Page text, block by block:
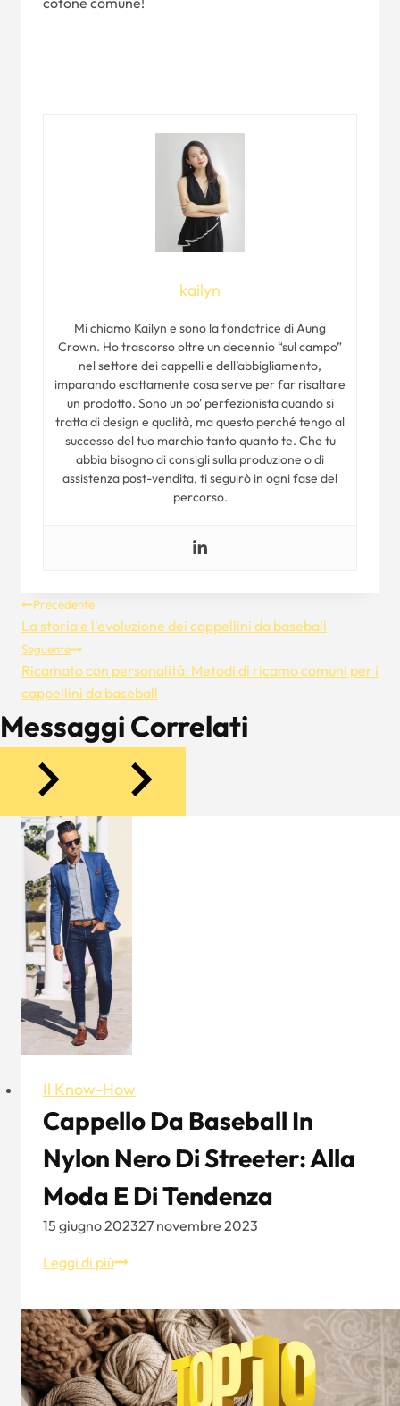
kailyn
Mi chiamo Kailyn e sono la fondatrice di Aung
Crown. Ho trascorso oltre un decennio “sul campo”
nel settore dei cappelli e dell’abbigliamento,
imparando esattamente cosa serve per far risaltare
un prodotto. Sono un po' perfezionista quando si
tratta di design e qualità, ma questo perché tengo al
successo del tuo marchio tanto quanto te. Che tu
abbia bisogno di consigli sulla produzione o di
assistenza post-vendita, ti seguirò in ogni fase del
percorso.
Navigazione
Articoli
Precedente
La storia e l'evoluzione dei cappellini da baseball
Seguente
Ricamato con personalità: Metodi di ricamo comuni per i
cappellini da baseball
Messaggi Correlati
Il Know-How
Cappello Da Baseball In
Nylon Nero Di Streeter: Alla
Moda E Di Tendenza
15 giugno 202327 novembre 2023
Leggi di piùCappello
baseball
in
nylon
nero
di